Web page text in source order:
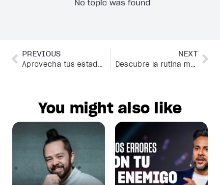
No topic was found
PREVIOUS
Aprovecha tus estados alterados mediante el dominio de las frecuencias de tus ondas cerebrales
NEXT
Descubre la rutina matutina para la gente con éxito | Marisa Peer | Vida sin Límites
You might also like